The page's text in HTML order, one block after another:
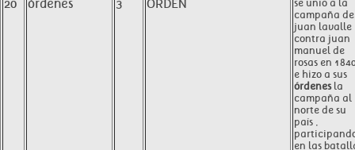
20 órdenes 3 ORDEN
se unió a la
campaña de
juan lavalle
contra juan
manuel de
rosas en
e hizo a sus
órdenesla
campaña al
norte de su
país ,
en las